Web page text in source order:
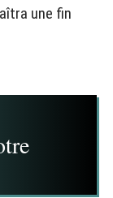
une fin